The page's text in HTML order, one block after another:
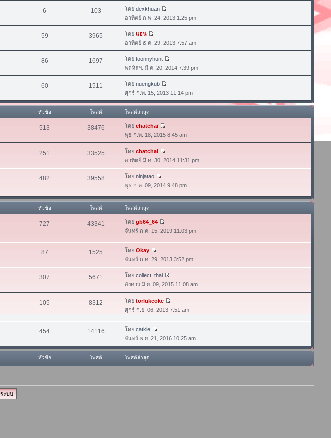
6 103 โดย dexkhuan
อาทิตย์ ก.พ. 24, 2013 1:25 pm
59 3965 โดย แอน
อาทิตย์ ธ.ค. 29, 2013 7:57 am
86 1697 โดย toonnyhunt
พฤหัสฯ. มี.ค. 20, 2014 7:39 pm
60 1511 โดย nuengkub
ศุกร์ ก.พ. 15, 2013 11:14 pm
หัวข้อ โพสต์ โพสต์ล่าสุด
513 38476 โดย chatchai
พุธ ก.พ. 18, 2015 8:45 am
251 33525 โดย chatchai
อาทิตย์ มี.ค. 30, 2014 11:31 pm
482 39558 โดย ninjatao
พุธ ก.ค. 09, 2014 9:48 pm
หัวข้อ โพสต์ โพสต์ล่าสุด
727 43341 โดย gb64_64
จันทร์ ก.ค. 15, 2019 11:03 pm
87 1525 โดย Okay
จันทร์ ก.ค. 29, 2013 3:52 pm
307 5671 โดย collect_thai
อังคาร มิ.ย. 09, 2015 11:08 am
105 8312 โดย torlukcoke
ศุกร์ ก.ย. 06, 2013 7:51 am
454 14116 โดย catkie
จันทร์ พ.ย. 21, 2016 10:25 am
หัวข้อ โพสต์ โพสต์ล่าสุด